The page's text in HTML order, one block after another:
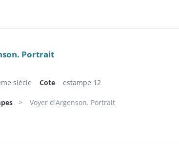
Portrait
siècle Cote estampe 12
Voyer d'Argenson. Portrait